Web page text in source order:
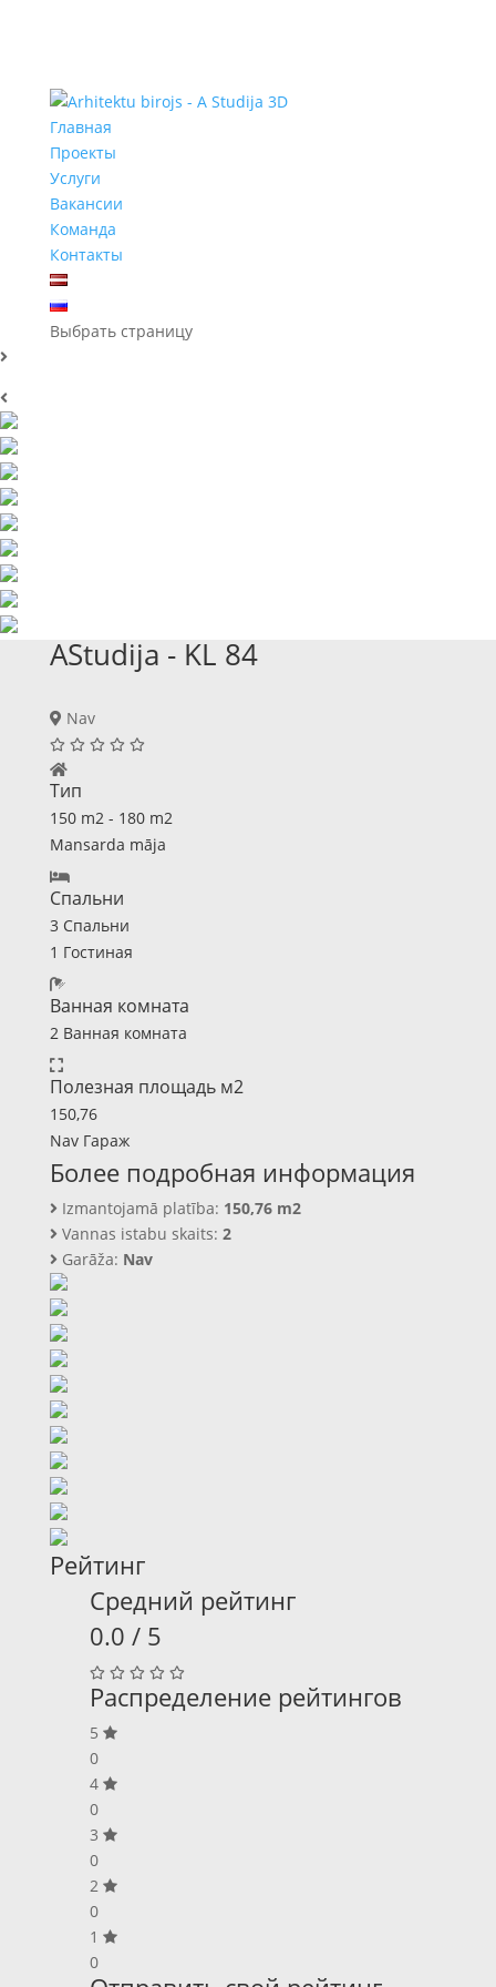
Главная
Проекты
Услуги
Вакансии
Команда
Контакты
Выбрать страницу
AStudija - KL 84
Nav
Тип
150 m2 - 180 m2
Mansarda māja
Спальни
3 Спальни
1 Гостиная
Ванная комната
2 Ванная комната
Полезная площадь м2
150,76‬
Nav Гараж
Более подробная информация
Izmantojamā platība: 150,76‬ m2
Vannas istabu skaits: 2
Garāža: Nav
Рейтинг
Средний рейтинг
0.0 / 5
Распределение рейтингов
5
0
4
0
3
0
2
0
1
0